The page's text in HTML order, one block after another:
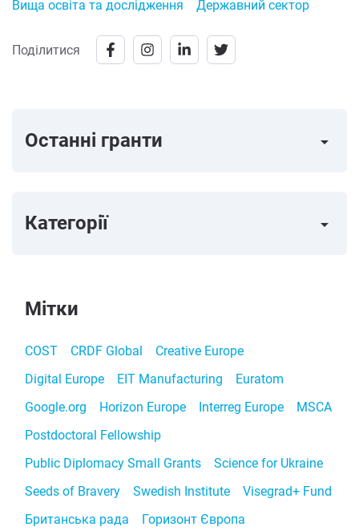
Вища освіта та дослідження
Державний сектор
Поділитися
Останні гранти arrow_right
Категорії arrow_right
Мітки
COST CRDF Global
Creative Europe
Digital Europe
EIT Manufacturing
Euratom
Google.org
Horizon Europe Interreg Europe
MSCA
Postdoctoral Fellowship
Public Diplomacy Small Grants
Science for Ukraine
Seeds of Bravery
Swedish Institute
Visegrad+ Fund
Британська рада
Горизонт Європа